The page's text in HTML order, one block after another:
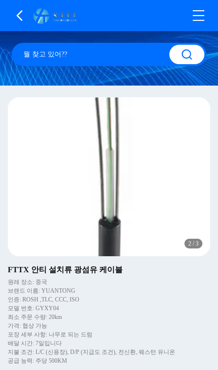
2 / 3
FTTX 안티 설치류 광섬유 케이블
원래 장소: 중국
브랜드 이름: YUANTONG
인증: ROSH ,TLC, CCC, ISO
모델 번호: GYXY04
최소 주문 수량: 20km
가격: 협상 가능
포장 세부 사항: 나무로 되는 드럼
배달 시간: 7일입니다
지불 조건: L/C (신용장), D/P (지급도 조건), 전신환, 웨스턴 유니온
공급 능력: 주당 500KM